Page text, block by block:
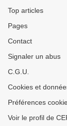
Top articles
Pages
Contact
Signaler un abus
C.G.U.
Cookies et
Préférences
Voir le profil de